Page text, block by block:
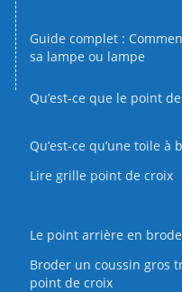
Guide complet :
sa lampe ou lampe
Qu’est-ce que le point
Qu’est‑ce qu’une toile à
Lire grille point de croix
Le point arrière en
Broder un coussin gros
point de croix